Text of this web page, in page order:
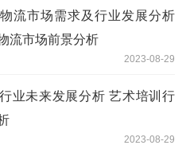
流市场需求及行业发展分析
流市场前景分析
2023-08-29
业未来发展分析 艺术培训行
2023-08-29